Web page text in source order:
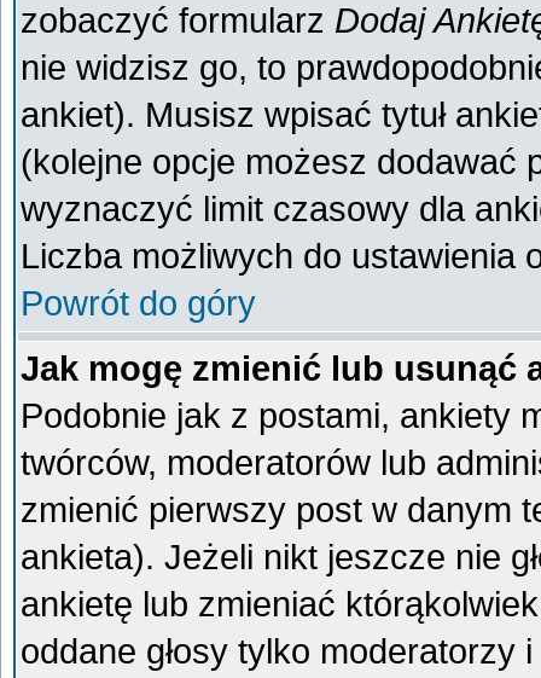
zobaczyć formularz Dodaj
nie widzisz go, to
ankiet). Musisz wpisać tytuł
(kolejne opcje możesz dodawać
wyznaczyć limit czasowy dla
Liczba możliwych do ustawienia
Powrót do góry
Jak mogę zmienić lub usunąć
Podobnie jak z postami, ankiety
twórców, moderatorów lub
zmienić pierwszy post w danym
ankieta). Jeżeli nikt jeszcze nie
ankietę lub zmieniać
oddane głosy tylko moderatorzy